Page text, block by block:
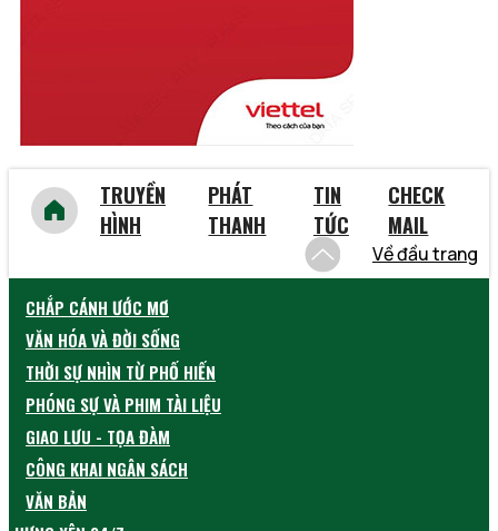
TRUYỀN
HÌNH
PHÁT
THANH
TIN
TỨC
CHECK
MAIL
Về đầu trang
CHẮP CÁNH ƯỚC MƠ
VĂN HÓA VÀ ĐỜI SỐNG
THỜI SỰ NHÌN TỪ PHỐ HIẾN
PHÓNG SỰ VÀ PHIM TÀI LIỆU
GIAO LƯU - TỌA ĐÀM
CÔNG KHAI NGÂN SÁCH
VĂN BẢN